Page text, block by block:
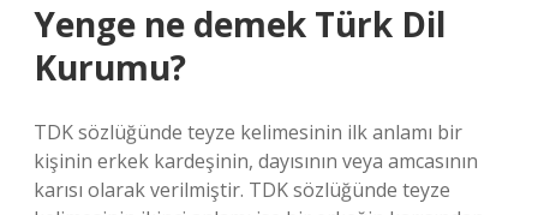
Yenge ne demek Türk Dil
Kurumu?
TDK sözlüğünde teyze kelimesinin ilk anlamı bir
kişinin erkek kardeşinin, dayısının veya amcasının
karısı olarak verilmiştir. TDK sözlüğünde teyze